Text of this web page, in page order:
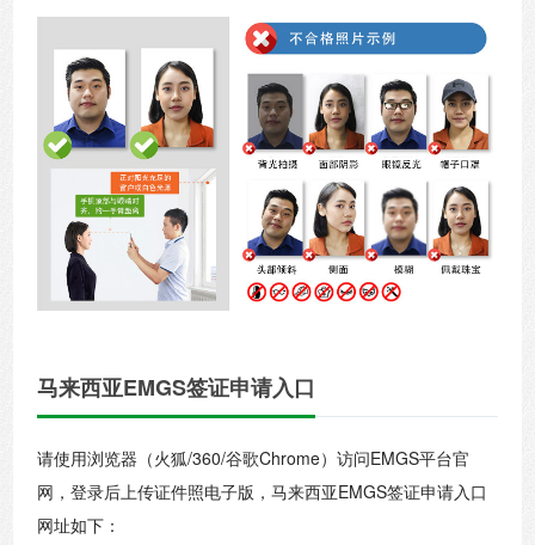
马来西亚EMGS签证申请入口
请使用浏览器（火狐/360/谷歌Chrome）访问EMGS平台官
网，登录后上传证件照电子版，马来西亚EMGS签证申请入口
网址如下：